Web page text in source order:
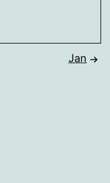
Jan